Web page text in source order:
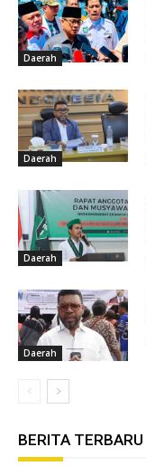
Daerah
Daerah
Daerah
Daerah
BERITA TERBARU